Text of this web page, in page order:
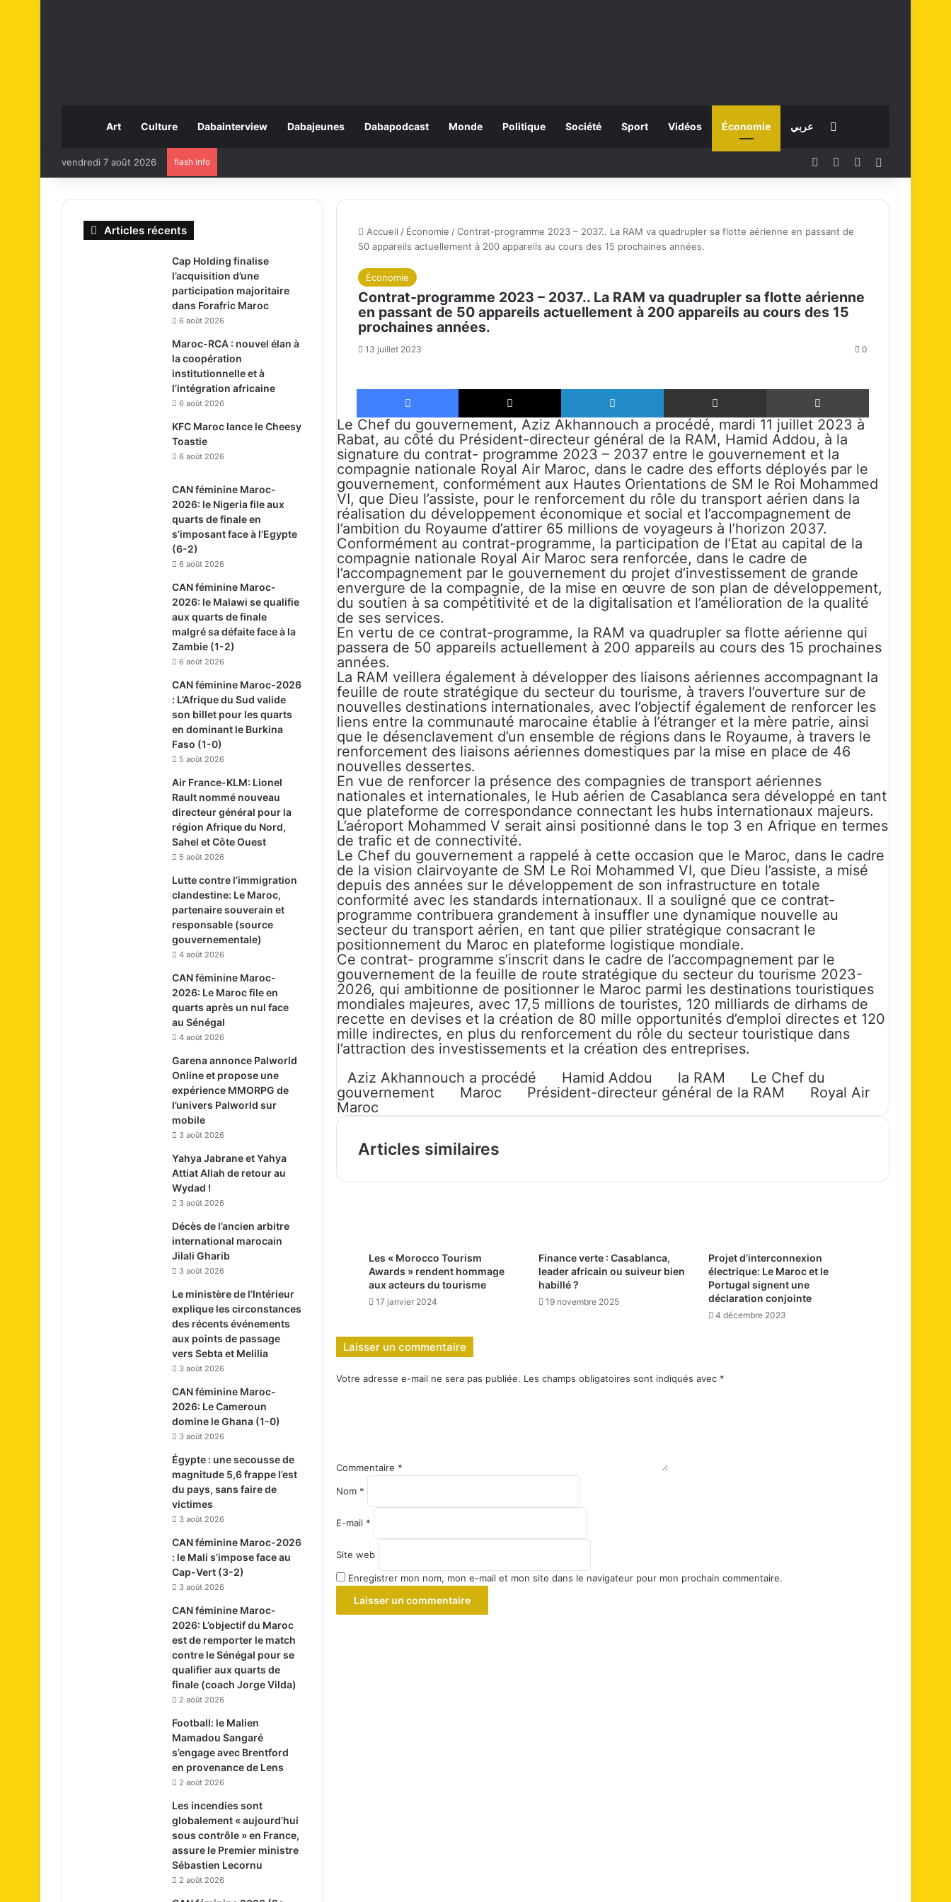
Art Culture Dabainterview Dabajeunes Dabapodcast Monde Politique Société Sport Vidéos Économie عربي
vendredi 7 août 2026 flash info Facebook Instagram
Accueil / Économie /Contrat-programme 2023 – 2037.. La RAM va quadrupler sa flotte aérienne en passant de
50 appareils actuellement à 200 appareils au cours des 15 prochaines années.
Économie
Contrat-programme 2023 – 2037.. La RAM va quadrupler sa flotte aérienne
en passant de 50 appareils actuellement à 200 appareils au cours des 15
prochaines années.
13 juillet 2023 0
Facebook X Linkedin Partager par email Imprimer
Le Chef du gouvernement, Aziz Akhannouch a procédé, mardi 11 juillet 2023 à
Rabat, au côté du Président-directeur général de la RAM, Hamid Addou, à la
signature du contrat- programme 2023 – 2037 entre le gouvernement et la
compagnie nationale Royal Air Maroc, dans le cadre des efforts déployés par le
gouvernement, conformément aux Hautes Orientations de SM le Roi Mohammed
VI, que Dieu l’assiste, pour le renforcement du rôle du transport aérien dans la
réalisation du développement économique et social et l’accompagnement de
l’ambition du Royaume d’attirer 65 millions de voyageurs à l’horizon 2037.
Conformément au contrat-programme, la participation de l’Etat au capital de la
compagnie nationale Royal Air Maroc sera renforcée, dans le cadre de
l’accompagnement par le gouvernement du projet d’investissement de grande
envergure de la compagnie, de la mise en œuvre de son plan de développement,
du soutien à sa compétitivité et de la digitalisation et l’amélioration de la qualité
de ses services.
En vertu de ce contrat-programme, la RAM va quadrupler sa flotte aérienne qui
passera de 50 appareils actuellement à 200 appareils au cours des 15 prochaines
années.
La RAM veillera également à développer des liaisons aériennes accompagnant la
feuille de route stratégique du secteur du tourisme, à travers l’ouverture sur de
nouvelles destinations internationales, avec l’objectif également de renforcer les
liens entre la communauté marocaine établie à l’étranger et la mère patrie, ainsi
que le désenclavement d’un ensemble de régions dans le Royaume, à travers le
renforcement des liaisons aériennes domestiques par la mise en place de 46
nouvelles dessertes.
En vue de renforcer la présence des compagnies de transport aériennes
nationales et internationales, le Hub aérien de Casablanca sera développé en tant
que plateforme de correspondance connectant les hubs internationaux majeurs.
L’aéroport Mohammed V serait ainsi positionné dans le top 3 en Afrique en termes
de trafic et de connectivité.
Le Chef du gouvernement a rappelé à cette occasion que le Maroc, dans le cadre
de la vision clairvoyante de SM Le Roi Mohammed VI, que Dieu l’assiste, a misé
depuis des années sur le développement de son infrastructure en totale
conformité avec les standards internationaux. Il a souligné que ce contrat-
programme contribuera grandement à insuffler une dynamique nouvelle au
secteur du transport aérien, en tant que pilier stratégique consacrant le
positionnement du Maroc en plateforme logistique mondiale.
Ce contrat- programme s’inscrit dans le cadre de l’accompagnement par le
gouvernement de la feuille de route stratégique du secteur du tourisme 2023-
2026, qui ambitionne de positionner le Maroc parmi les destinations touristiques
mondiales majeures, avec 17,5 millions de touristes, 120 milliards de dirhams de
recette en devises et la création de 80 mille opportunités d’emploi directes et 120
mille indirectes, en plus du renforcement du rôle du secteur touristique dans
l’attraction des investissements et la création des entreprises.
Aziz Akhannouch a procédé
Hamid Addou la RAM
Le Chef du
gouvernement
Maroc Président-directeur général de la RAM
Royal Air
Maroc
Articles similaires
Les « Morocco Tourism
Awards » rendent hommage
aux acteurs du tourisme
17 janvier 2024
Finance verte : Casablanca,
leader africain ou suiveur bien
habillé ?
19 novembre 2025
Projet d’interconnexion
électrique: Le Maroc et le
Portugal signent une
déclaration conjointe
4 décembre 2023
Laisser un commentaire
Votre adresse e-mail ne sera pas publiée. Les champs obligatoires sont indiqués avec *
Commentaire *
Nom *
E-mail *
Site web
Enregistrer mon nom, mon e-mail et mon site dans le navigateur pour mon prochain commentaire.
Articles récents
Cap Holding finalise
l’acquisition d’une
participation majoritaire
dans Forafric Maroc
6 août 2026
Maroc-RCA : nouvel élan à
la coopération
institutionnelle et à
l’intégration africaine
6 août 2026
KFC Maroc lance le Cheesy
Toastie
6 août 2026
CAN féminine Maroc-
2026: le Nigeria file aux
quarts de finale en
s’imposant face à l’Egypte
(6-2)
6 août 2026
CAN féminine Maroc-
2026: le Malawi se qualifie
aux quarts de finale
malgré sa défaite face à la
Zambie (1-2)
6 août 2026
CAN féminine Maroc-2026
: L’Afrique du Sud valide
son billet pour les quarts
en dominant le Burkina
Faso (1-0)
5 août 2026
Air France-KLM: Lionel
Rault nommé nouveau
directeur général pour la
région Afrique du Nord,
Sahel et Côte Ouest
5 août 2026
Lutte contre l’immigration
clandestine: Le Maroc,
partenaire souverain et
responsable (source
gouvernementale)
4 août 2026
CAN féminine Maroc-
2026: Le Maroc file en
quarts après un nul face
au Sénégal
4 août 2026
Garena annonce Palworld
Online et propose une
expérience MMORPG de
l’univers Palworld sur
mobile
3 août 2026
Yahya Jabrane et Yahya
Attiat Allah de retour au
Wydad !
3 août 2026
Décès de l’ancien arbitre
international marocain
Jilali Gharib
3 août 2026
Le ministère de l’Intérieur
explique les circonstances
des récents événements
aux points de passage
vers Sebta et Melilia
3 août 2026
CAN féminine Maroc-
2026: Le Cameroun
domine le Ghana (1-0)
3 août 2026
Égypte : une secousse de
magnitude 5,6 frappe l’est
du pays, sans faire de
victimes
3 août 2026
CAN féminine Maroc-2026
: le Mali s’impose face au
Cap-Vert (3-2)
3 août 2026
CAN féminine Maroc-
2026: L’objectif du Maroc
est de remporter le match
contre le Sénégal pour se
qualifier aux quarts de
finale (coach Jorge Vilda)
2 août 2026
Football: le Malien
Mamadou Sangaré
s’engage avec Brentford
en provenance de Lens
2 août 2026
Les incendies sont
globalement « aujourd’hui
sous contrôle » en France,
assure le Premier ministre
Sébastien Lecornu
2 août 2026